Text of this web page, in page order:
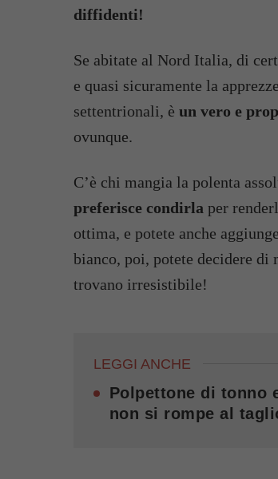
diffidenti!
Se abitate al Nord Italia, di
e quasi sicuramente la
settentrionali, è un vero e
ovunque.
C’è chi mangia la polenta
preferisce condirla per
ottima, e potete anche
bianco, poi, potete decidere
trovano irresistibile!
LEGGI ANCHE
Polpettone di tonno
non si rompe al